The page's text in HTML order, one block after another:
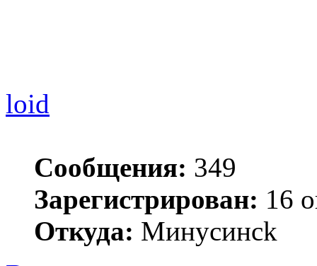
loid
Сообщения: 349
Зарегистрирован: 16
Откуда: Минycинck